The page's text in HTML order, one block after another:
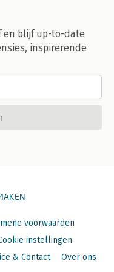
en blijf up-to-date
inspirerende
voorwaarden
instellingen
& Contact Over ons